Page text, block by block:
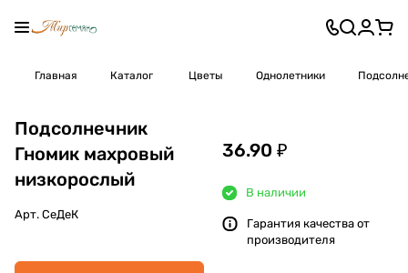
Главная Каталог Цветы Однолетники
Подсолнечник
Гномик махровый
низкорослый
Арт. СеДеК
36.90 ₽
В наличии
Гарантия качества от
производителя